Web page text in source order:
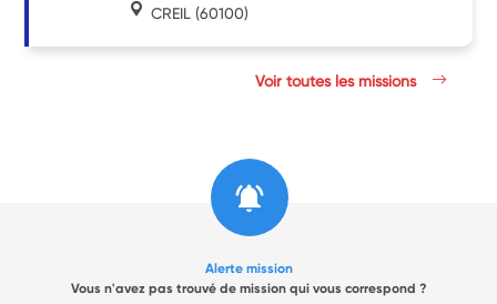
CREIL (60100)
Voir toutes les missions
Alerte mission
Vous n'avez pas trouvé de mission qui vous correspond ?